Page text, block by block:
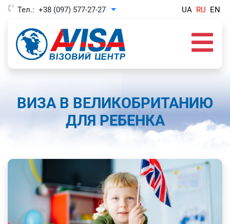
Тел.: +38 (097) 577-27-27 Toggle Dropdown UA RU EN
ВИЗА В ВЕЛИКОБРИТАНИЮ
ДЛЯ РЕБЕНКА